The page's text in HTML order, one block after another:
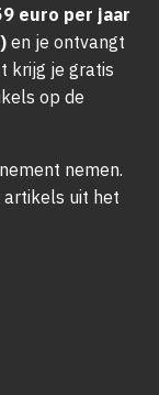
euro per jaar
en je ontvangt
krijg je gratis
op de
nemen.
artikels uit het